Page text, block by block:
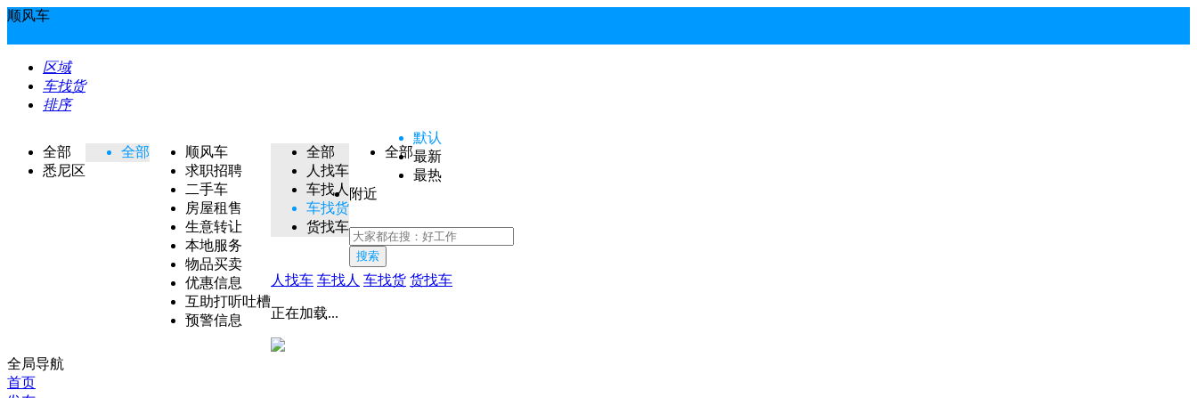
顺风车
区域
车找货
排序
全部
悉尼区
全部
顺风车
求职招聘
二手车
房屋租售
生意转让
本地服务
物品买卖
优惠信息
互助打听吐槽
预警信息
全部
人找车
车找人
车找货
货找车
全部
默认
最新
最热
附近
搜索
人找车 车找人 车找货 货找车
正在加载...
全局导航
首页